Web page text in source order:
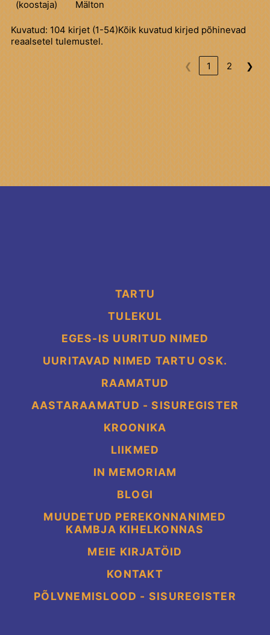
(koostaja)
Mälton
Kuvatud: 104 kirjet (1-54)Kõik kuvatud kirjed põhinevad
reaalsetel tulemustel.
❮ 1 2 ❯
TARTU
TULEKUL
EGES-IS UURITUD NIMED
UURITAVAD NIMED TARTU OSK.
RAAMATUD
AASTARAAMATUD - SISUREGISTER
KROONIKA
LIIKMED
IN MEMORIAM
BLOGI
MUUDETUD PEREKONNANIMED
KAMBJA KIHELKONNAS
MEIE KIRJATÖID
KONTAKT
PÕLVNEMISLOOD - SISUREGISTER